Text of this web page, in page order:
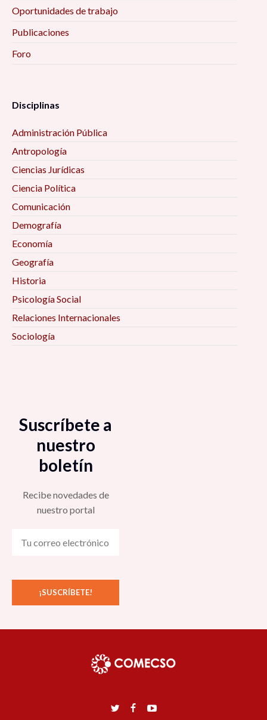
Oportunidades de trabajo
Publicaciones
Foro
Disciplinas
Administración Pública
Antropología
Ciencias Jurídicas
Ciencia Política
Comunicación
Demografía
Economía
Geografía
Historia
Psicología Social
Relaciones Internacionales
Sociología
Suscríbete a
nuestro
boletín
Recibe novedades de
nuestro portal